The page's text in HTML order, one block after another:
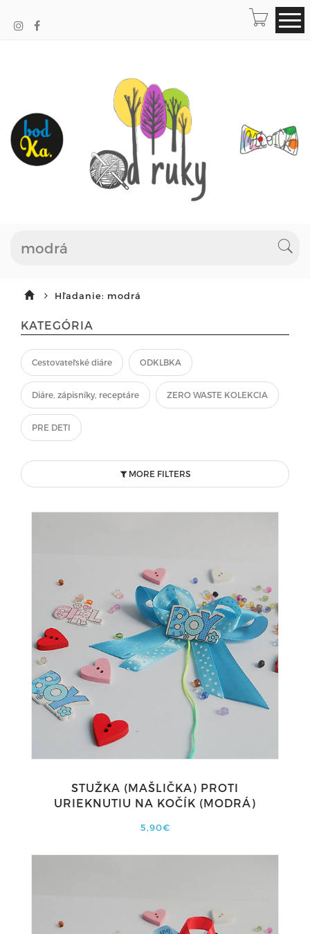
Hľadanie: modrá
KATEGÓRIA
Cestovateľské diáre ODKLBKA
Diáre, zápisníky, receptáre ZERO WASTE KOLEKCIA
PRE DETI
MORE FILTERS
STUŽKA (MAŠLIČKA) PROTI
URIEKNUTIU NA KOČÍK (MODRÁ)
5,90€